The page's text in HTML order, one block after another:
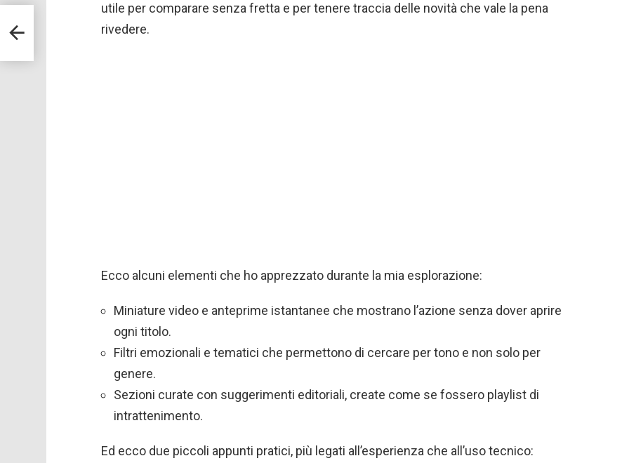
utile per comparare senza fretta e per tenere traccia delle novità che vale la pena
rivedere.
Ecco alcuni elementi che ho apprezzato durante la mia esplorazione:
Miniature video e anteprime istantanee che mostrano l’azione senza dover aprire
ogni titolo.
Filtri emozionali e tematici che permettono di cercare per tono e non solo per
genere.
Sezioni curate con suggerimenti editoriali, create come se fossero playlist di
intrattenimento.
Ed ecco due piccoli appunti pratici, più legati all’esperienza che all’uso tecnico: